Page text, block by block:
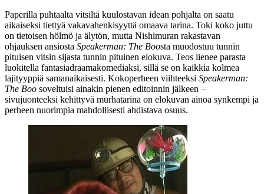
Paperilla puhtaalta vitsiltä kuulostavan idean pohjalta on saatu
aikaiseksi tiettyä vakavahenkisyyttä omaava tarina. Toki koko juttu
on tietoisen hölmö ja älytön, mutta Nishimuran rakastavan
ohjauksen ansiosta Speakerman: The Boosta muodostuu tunnin
pituisen vitsin sijasta tunnin pituinen elokuva. Teos lienee parasta
luokitella fantasiadraamakomediaksi, sillä se on kaikkia kolmea
lajityyppiä samanaikaisesti. Kokoperheen viihteeksi Speakerman:
The Boo soveltuisi ainakin pienen editoinnin jälkeen –
sivujuonteeksi kehittyvä murhatarina on elokuvan ainoa synkempi ja
perheen nuorimpia mahdollisesti ahdistava osuus.